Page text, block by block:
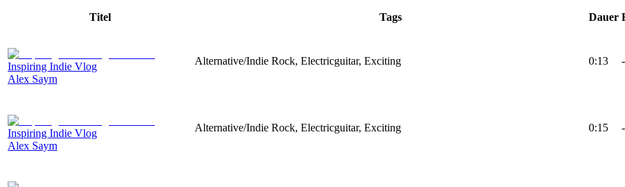
Titel Tags Dauer
Inspiring Indie Vlog
Alex Saym
Alternative/Indie Rock, Electricguitar, Exciting 0:13 -
Inspiring Indie Vlog
Alex Saym
Alternative/Indie Rock, Electricguitar, Exciting 0:15 -